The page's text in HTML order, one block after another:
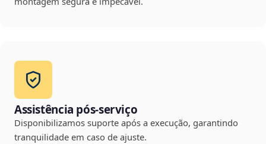
Assistência pós-serviço
Disponibilizamos suporte após a execução, garantindo
tranquilidade em caso de ajuste.